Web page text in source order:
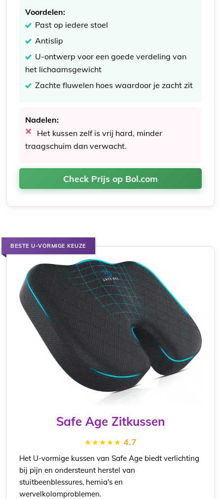
Voordelen:
Past op iedere stoel
Antislip
U-ontwerp voor een goede verdeling van
het lichaamsgewicht
Zachte fluwelen hoes waardoor je zacht zit
Nadelen:
Het kussen zelf is vrij hard, minder
traagschuim dan verwacht.
Check Prijs op Bol.com
BESTE U-VORMIGE KEUZE
Safe Age Zitkussen
4.7
Het U-vormige kussen van Safe Age biedt verlichting
bij pijn en ondersteunt herstel van
stuitbeenblessures, hernia's en
wervelkolomproblemen.